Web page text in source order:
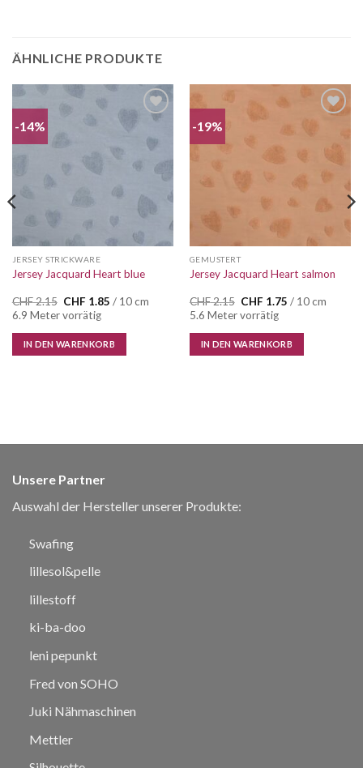
ÄHNLICHE PRODUKTE
-14%
Wunschliste
JERSEY STRICKWARE
Jersey Jacquard Heart blue
CHF2.15 Ursprünglicher
Preis
war:
CHF 2.15
CHF 1.85Aktueller
CHF 1.85.
/ 10 cm
6.9 Meter vorrätig
IN DEN WARENKORB
-19%
Wunschliste
GEMUSTERT
Jersey Jacquard Heart salmon
CHF2.15 Ursprünglicher
Preis
war:
CHF 2.15
CHF 1.75Aktueller
CHF 1.75.
/ 10 cm
5.6 Meter vorrätig
IN DEN WARENKORB
Unsere Partner
Auswahl der Hersteller unserer Produkte:
Swafing
lillesol&pelle
lillestoff
ki-ba-doo
leni pepunkt
Fred von SOHO
Juki Nähmaschinen
Mettler